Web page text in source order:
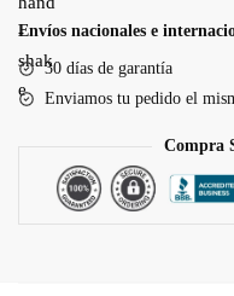
Envíos nacionales e
30 días de garantía
Enviamos tu pedido el
Compra